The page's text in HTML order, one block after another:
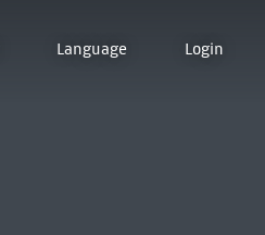
Language Login